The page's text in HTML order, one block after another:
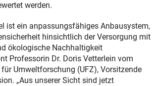
werden.
ist ein anpassungsfähiges Anbausystem,
hinsichtlich der Versorgung mit
ökologische Nachhaltigkeit
Professorin Dr. Doris Vetterlein vom
Umweltforschung (UFZ), Vorsitzende
„Aus unserer Sicht sind jetzt